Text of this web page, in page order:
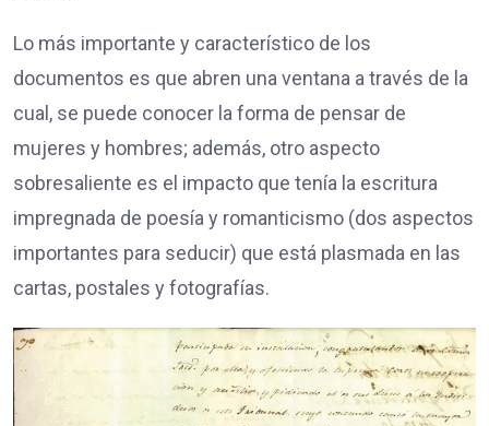
Lo más importante y característico de los
documentos es que abren una ventana a través de la
cual, se puede conocer la forma de pensar de
mujeres y hombres; además, otro aspecto
sobresaliente es el impacto que tenía la escritura
impregnada de poesía y romanticismo (dos aspectos
importantes para seducir) que está plasmada en las
cartas, postales y fotografías.